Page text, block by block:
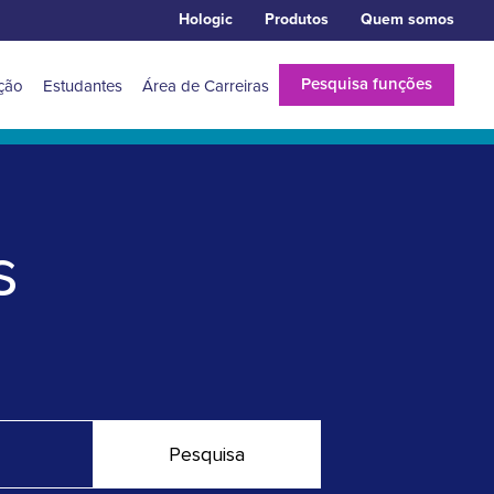
Hologic Produtos Quem somos
Estudantes Área de Carreiras Pesquisa funções